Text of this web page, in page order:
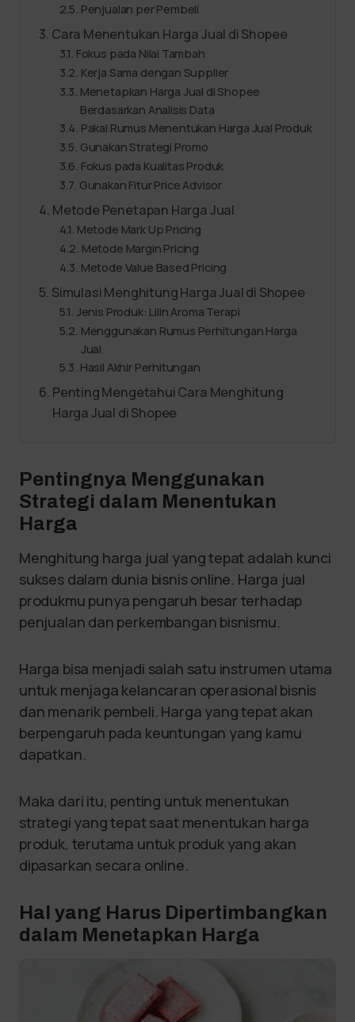
Penjualan per Pembeli
Cara Menentukan Harga Jual di Shopee
Fokus pada Nilai Tambah
Kerja Sama dengan Supplier
Menetapkan Harga Jual di Shopee
Berdasarkan Analisis Data
Pakai Rumus Menentukan Harga Jual Produk
Gunakan Strategi Promo
Fokus pada Kualitas Produk
Gunakan Fitur Price Advisor
Metode Penetapan Harga Jual
Metode Mark Up Pricing
Metode Margin Pricing
Metode Value Based Pricing
Simulasi Menghitung Harga Jual di Shopee
Jenis Produk: Lilin Aroma Terapi
Menggunakan Rumus Perhitungan Harga
Jual
Hasil Akhir Perhitungan
Penting Mengetahui Cara Menghitung
Harga Jual di Shopee
Pentingnya Menggunakan
Strategi dalam Menentukan
Harga
Menghitung harga jual yang tepat adalah kunci
sukses dalam dunia bisnis online. Harga jual
produkmu punya pengaruh besar terhadap
penjualan dan perkembangan bisnismu.
Harga bisa menjadi salah satu instrumen utama
untuk menjaga kelancaran operasional bisnis
dan menarik pembeli. Harga yang tepat akan
berpengaruh pada keuntungan yang kamu
dapatkan.
Maka dari itu, penting untuk menentukan
strategi yang tepat saat menentukan harga
produk, terutama untuk produk yang akan
dipasarkan secara online.
Hal yang Harus Dipertimbangkan
dalam Menetapkan Harga